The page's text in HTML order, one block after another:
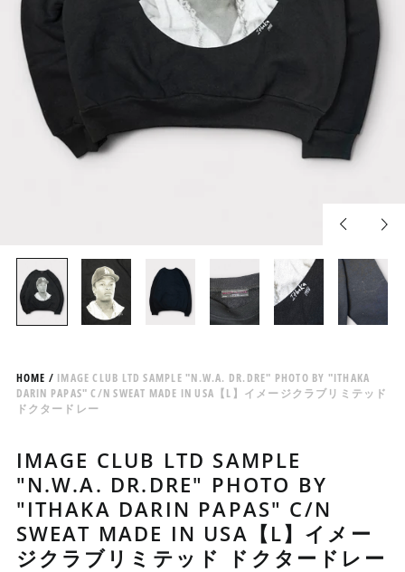
Previous
HOME / IMAGE CLUB LTD SAMPLE "N.W.A. DR.DRE" PHOTO BY "ITHAKA
DARIN PAPAS" C/N SWEAT MADE IN USA【L】イメージクラブリミテッド
ドクタードレー
IMAGE CLUB LTD SAMPLE
"N.W.A. DR.DRE" PHOTO BY
"ITHAKA DARIN PAPAS" C/N
SWEAT MADE IN USA【L】イメー
ジクラブリミテッド ドクタードレー